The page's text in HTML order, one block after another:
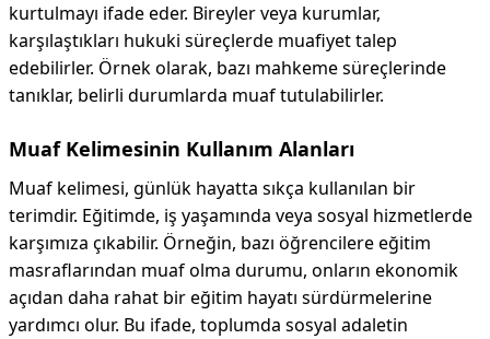
kurtulmayı ifade eder. Bireyler veya kurumlar,
karşılaştıkları hukuki süreçlerde muafiyet talep
edebilirler. Örnek olarak, bazı mahkeme süreçlerinde
tanıklar, belirli durumlarda muaf tutulabilirler.
Muaf Kelimesinin Kullanım Alanları
Muaf kelimesi, günlük hayatta sıkça kullanılan bir
terimdir. Eğitimde, iş yaşamında veya sosyal hizmetlerde
karşımıza çıkabilir. Örneğin, bazı öğrencilere eğitim
masraflarından muaf olma durumu, onların ekonomik
açıdan daha rahat bir eğitim hayatı sürdürmelerine
yardımcı olur. Bu ifade, toplumda sosyal adaletin